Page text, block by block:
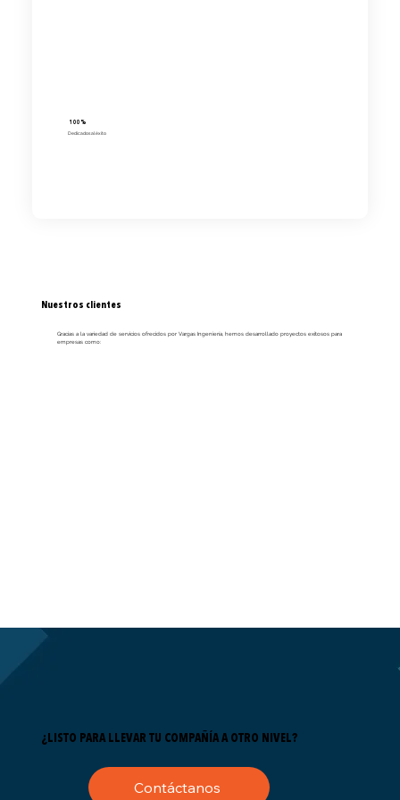
100%
Dedicados al éxito
¿LISTO PARA LLEVAR TU COMPAÑÍA A OTRO NIVEL?
Contáctanos
Nuestros clientes
Gracias a la variedad de servicios ofrecidos por Vargas Ingeniería, hemos desarrollado proyectos exitosos para
empresas como: